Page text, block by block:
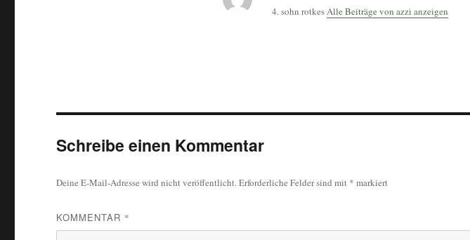
4. sohn rotkesAlle Beiträge von azzi anzeigen
Schreibe einen Kommentar
Deine E-Mail-Adresse wird nicht veröffentlicht.Erforderliche Felder sind mit * markiert
KOMMENTAR *